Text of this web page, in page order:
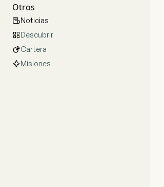
Otros
Noticias
Descubrir
Cartera
Misiones